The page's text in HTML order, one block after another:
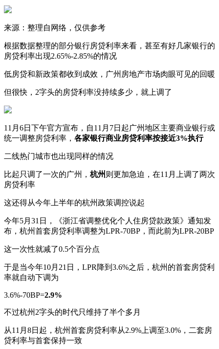
来源：整理自网络，仅供参考
根据数据整理的部分银行房贷利率来看，甚至有好几家银行的
房贷利率出现2.65%-2.85%的情况
低房贷和新政策都收到成效，广州房地产市场肉眼可见的回暖
但很快，2字头的房贷利率没持续多少，就上调了
11月6日下午官方宣布，自11月7日起广州地区主要商业银行或
统一调整房贷利率， 各家银行商业房贷利率按接近3%执行
二线热门城市也出现同样的情况
比起只调了一次的广州， 杭州 则更加急迫，在11月上调了两次
房贷利率
这还得从今年上半年的杭州政策调控说起
今年5月31日，《浙江省调整优化个人住房贷款政策》通知发
布，杭州首套房贷利率调整为LPR-70BP，而此前为LPR-20BP
这一次性就减了0.5个百分点
于是当今年10月21日，LPR降到3.6%之后，杭州的首套房贷利
率就自动下调为
3.6%-70BP=2.9%
不过杭州2字头的时代只维持了半个多月
从11月8日起，杭州首套房贷利率从2.9%上调至3.0%，二套房
贷利率与首套保持一致